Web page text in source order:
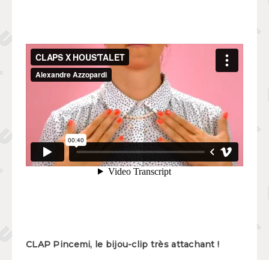
CLAP Pincemi, le bijou-clip très attachant !